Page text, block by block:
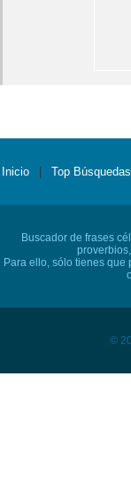
Inicio Top Búsquedas
Buscador de frases
Para ello, sólo tienes que
©